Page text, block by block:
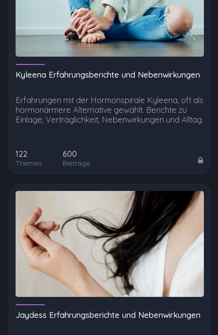
Kyleena Erfahrungsberichte und Nebenwirkungen
Erfahrungen mit der Hormonspirale Kyleena, oft als
hormonärmere Alternative gewählt. Berichte zu
Einlage, Verträglichkeit, Nebenwirkungen und Alltag.
122
Themen
600
Beiträge
Jaydess Erfahrungsberichte und Nebenwirkungen